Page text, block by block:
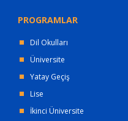
PROGRAMLAR
Dil Okulları
Üniversite
Yatay Geçiş
Lise
İkinci Üniversite